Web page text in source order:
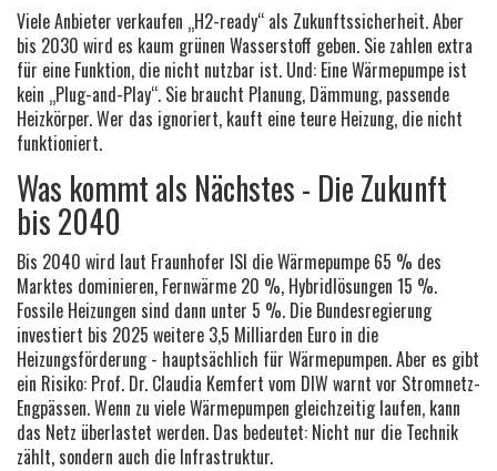
Viele Anbieter verkaufen „H2-ready“ als Zukunftssicherheit. Aber
bis 2030 wird es kaum grünen Wasserstoff geben. Sie zahlen extra
für eine Funktion, die nicht nutzbar ist. Und: Eine Wärmepumpe ist
kein „Plug-and-Play“. Sie braucht Planung, Dämmung, passende
Heizkörper. Wer das ignoriert, kauft eine teure Heizung, die nicht
funktioniert.
Was kommt als Nächstes - Die Zukunft
bis 2040
Bis 2040 wird laut Fraunhofer ISI die Wärmepumpe 65 % des
Marktes dominieren, Fernwärme 20 %, Hybridlösungen 15 %.
Fossile Heizungen sind dann unter 5 %. Die Bundesregierung
investiert bis 2025 weitere 3,5 Milliarden Euro in die
Heizungsförderung - hauptsächlich für Wärmepumpen. Aber es gibt
ein Risiko: Prof. Dr. Claudia Kemfert vom DIW warnt vor Stromnetz-
Engpässen. Wenn zu viele Wärmepumpen gleichzeitig laufen, kann
das Netz überlastet werden. Das bedeutet: Nicht nur die Technik
zählt, sondern auch die Infrastruktur.